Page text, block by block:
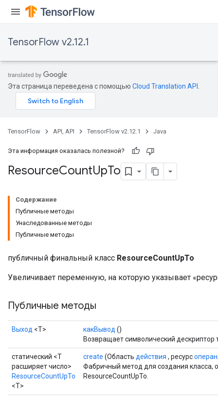
TensorFlow v2.12.1
Эта страница переведена с помощью Cloud Translation API
TensorFlow API, API TensorFlow v2.12.1 Java
Эта информация оказалась полезной?
ResourceCountUpTo
Содержание
Публичные методы
Унаследованные методы
Публичные методы
публичный финальный класс ResourceCountUpTo
Увеличивает переменную, на которую указывает
Публичные методы
Выход <Т> какВывод ()
Возвращает символический дескриптор
статический <T
расширяет число>
ResourceCountUpTo
<T>
create (Область действия , ресурс
Фабричный метод для создания
ResourceCountUpTo.